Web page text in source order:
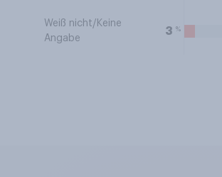
Weiß nicht/Keine
Angabe
3 %